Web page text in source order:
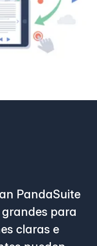
PandaSuite
para
claras e